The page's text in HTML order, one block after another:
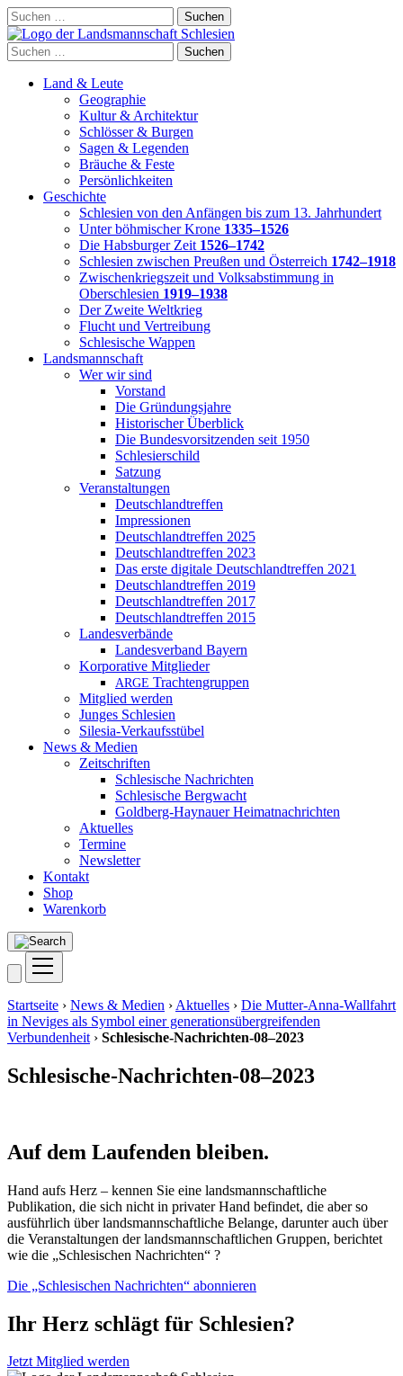
Skip
to
content
Suchen
nach:
Suchen
nach:
Land & Leute
Geographie
Kultur & Architektur
Schlösser & Burgen
Sagen & Legenden
Bräuche & Feste
Persönlichkeiten
Geschichte
Schlesien von den Anfängen bis zum 13. Jahrhundert
Unter böhmischer Krone 1335–1526
Die Habsburger Zeit 1526–1742
Schlesien zwischen Preußen und Österreich 1742–1918
Zwischenkriegszeit und Volksabstimmung in
Oberschlesien 1919–1938
Der Zweite Weltkrieg
Flucht und Vertreibung
Schlesische Wappen
Landsmannschaft
Wer wir sind
Vorstand
Die Gründungsjahre
Historischer Überblick
Die Bundesvorsitzenden seit 1950
Schlesierschild
Satzung
Veranstaltungen
Deutschlandtreffen
Impressionen
Deutschlandtreffen 2025
Deutschlandtreffen 2023
Das erste digitale Deutschlandtreffen 2021
Deutschlandtreffen 2019
Deutschlandtreffen 2017
Deutschlandtreffen 2015
Landesverbände
Landesverband Bayern
Korporative Mitglieder
ARGE Trachtengruppen
Mitglied werden
Junges Schlesien
Silesia-Verkaufsstübel
News & Medien
Zeitschriften
Schlesische Nachrichten
Schlesische Bergwacht
Goldberg-Haynauer Heimatnachrichten
Aktuelles
Termine
Newsletter
Kontakt
Shop
Warenkorb
Startseite › News & Medien › Aktuelles › Die Mutter-Anna-Wallfahrt
in Neviges als Symbol einer generationsübergreifenden
Verbundenheit › Schlesische-Nachrichten-08–2023
Schlesische-Nachrichten-08–2023
Auf dem Laufenden bleiben.
Hand aufs Herz – kennen Sie eine landsmannschaftliche
Publikation, die sich nicht in privater Hand befindet, die aber so
ausführlich über landsmannschaftliche Belange, darunter auch über
die Veranstaltungen der landsmannschaftlichen Gruppen, berichtet
wie die „Schlesischen Nachrichten“ ?
Die „Schlesischen Nachrichten“ abonnieren
Ihr Herz schlägt für Schlesien?
Jetzt Mitglied werden